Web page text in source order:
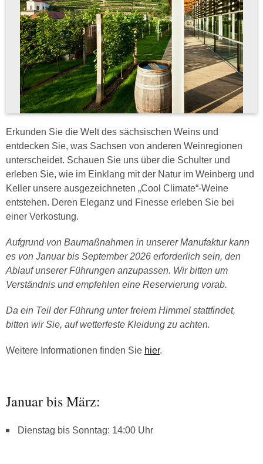
Erkunden Sie die Welt des sächsischen Weins und
entdecken Sie, was Sachsen von anderen Weinregionen
unterscheidet. Schauen Sie uns über die Schulter und
erleben Sie, wie im Einklang mit der Natur im Weinberg und
Keller unsere ausgezeichneten „Cool Climate“-Weine
entstehen. Deren Eleganz und Finesse erleben Sie bei
einer Verkostung.
Aufgrund von Baumaßnahmen in unserer Manufaktur kann
es von Januar bis September 2026 erforderlich sein, den
Ablauf unserer Führungen anzupassen. Wir bitten um
Verständnis und empfehlen eine Reservierung vorab.
Da ein Teil der Führung unter freiem Himmel stattfindet,
bitten wir Sie, auf wetterfeste Kleidung zu achten.
Weitere Informationen finden Sie hier.
Januar bis März:
Dienstag bis Sonntag: 14:00 Uhr